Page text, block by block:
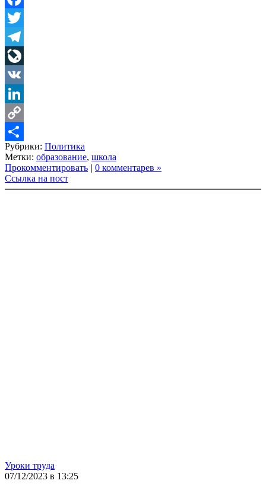
Facebook
Twitter
Telegram
LiveJournal
VK
LinkedIn
Copy
Link
Share
Рубрики: Политика
Метки: образование, школа
Прокомментировать | 0 комментарев »
Ссылка на пост
Уроки труда
07/12/2023 в 13:25